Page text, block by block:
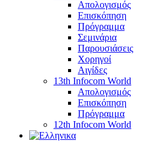
Απολογισμός
Επισκόπηση
Πρόγραμμα
Σεμινάρια
Παρουσιάσεις
Χορηγοί
Αιγίδες
13th Infocom World
Απολογισμός
Επισκόπηση
Πρόγραμμα
12th Infocom World